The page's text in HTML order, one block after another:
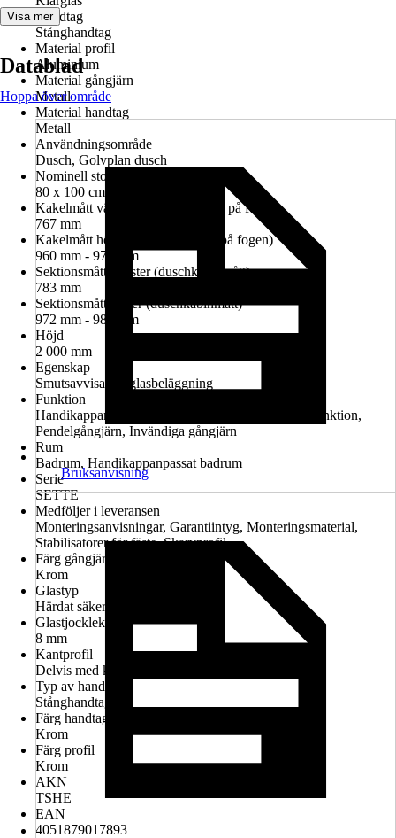
Handtag
Stånghandtag
Material profil
Aluminium
Material gångjärn
Metall
Material handtag
Metall
Användningsområde
Dusch, Golvplan dusch
Nominell storlek i cm
80 x 100 cm
Kakelmått vänster (glasrutans mitt på fogen)
767 mm
Kakelmått höger (glasrutans mitt på fogen)
960 mm - 974 mm
Sektionsmått vänster (duschkabinmått)
783 mm
Sektionsmått höger (duschkabinmått)
972 mm - 986 mm
Höjd
2 000 mm
Egenskap
Smutsavvisande glasbeläggning
Funktion
Handikappanpassad montering möjlig, Lyft-sänk-funktion,
Pendelgångjärn, Invändiga gångjärn
Rum
Badrum, Handikappanpassat badrum
Serie
SETTE
Medföljer i leveransen
Monteringsanvisningar, Garantiintyg, Monteringsmaterial,
Stabilisatorer för fäste, Skarvprofil
Färg gångjärn
Krom
Glastyp
Härdat säkerhetsglas
Glastjocklek
8 mm
Kantprofil
Delvis med kantprofil
Typ av handtag
Stånghandtag
Färg handtag
Krom
Färg profil
Krom
AKN
TSHE
EAN
4051879017893
Visa mer
Datablad
Hoppa över område
Bruksanvisning